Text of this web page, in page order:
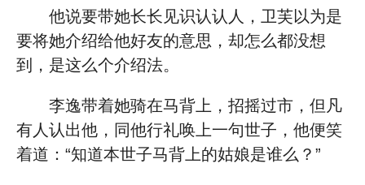
他说要带她长长见识认认人，卫芙以为是
要将她介绍给他好友的意思，却怎么都没想
到，是这么个介绍法。
李逸带着她骑在马背上，招摇过市，但凡
有人认出他，同他行礼唤上一句世子，他便笑
着道：“知道本世子马背上的姑娘是谁么？”